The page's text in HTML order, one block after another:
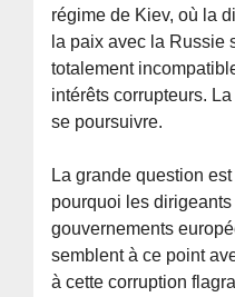
régime de Kiev, où la
la paix avec la Russie
totalement
intérêts corrupteurs.
se poursuivre.
La grande question
pourquoi les dirigeants
gouvernements
semblent à ce point
à cette corruption